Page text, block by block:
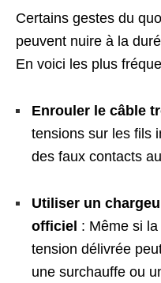
Certains gestes du
peuvent nuire à la
En voici les plus
Enrouler le câble
tensions sur les fils
des faux contacts
Utiliser un
officiel : Même si
tension délivrée
une surchauffe ou